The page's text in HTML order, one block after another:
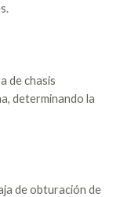
de chasis
determinando la
de obturación de